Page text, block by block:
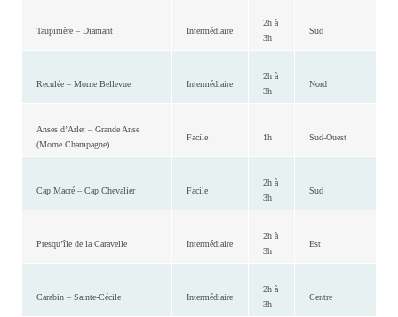
Taupinière – Diamant Intermédiaire
2h à
3h
Sud
Reculée – Morne Bellevue Intermédiaire
2h à
3h
Nord
Anses d’Arlet – Grande Anse
(Morne Champagne)
Facile 1h Sud-Ouest
Cap Macré – Cap Chevalier Facile
2h à
3h
Sud
Presqu’île de la Caravelle Intermédiaire
2h à
3h
Est
Carabin – Sainte-Cécile Intermédiaire
2h à
3h
Centre